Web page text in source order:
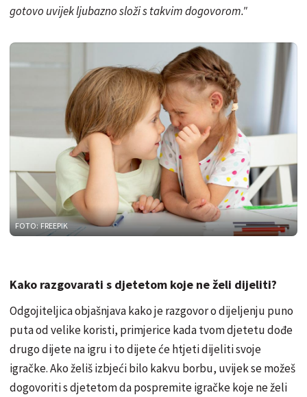
gotovo uvijek ljubazno složi s takvim dogovorom."
FOTO: FREEPIK
Kako razgovarati s djetetom koje ne želi dijeliti?
Odgojiteljica objašnjava kako je razgovor o dijeljenju puno
puta od velike koristi, primjerice kada tvom djetetu dođe
drugo dijete na igru i to dijete će htjeti dijeliti svoje
igračke. Ako želiš izbjeći bilo kakvu borbu, uvijek se možeš
dogovoriti s djetetom da pospremite igračke koje ne želi